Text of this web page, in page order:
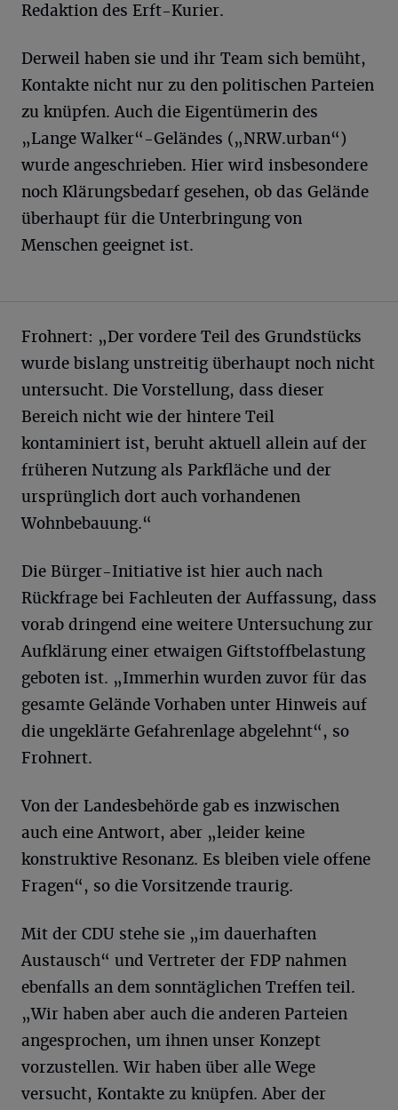
Redaktion des Erft-Kurier.
Derweil haben sie und ihr Team sich bemüht,
Kontakte nicht nur zu den politischen Parteien
zu knüpfen. Auch die Eigentümerin des
„Lange Walker“-Geländes („NRW.urban“)
wurde angeschrieben. Hier wird insbesondere
noch Klärungsbedarf gesehen, ob das Gelände
überhaupt für die Unterbringung von
Menschen geeignet ist.
Frohnert: „Der vordere Teil des Grundstücks
wurde bislang unstreitig überhaupt noch nicht
untersucht. Die Vorstellung, dass dieser
Bereich nicht wie der hintere Teil
kontaminiert ist, beruht aktuell allein auf der
früheren Nutzung als Parkfläche und der
ursprünglich dort auch vorhandenen
Wohnbebauung.“
Die Bürger-Initiative ist hier auch nach
Rückfrage bei Fachleuten der Auffassung, dass
vorab dringend eine weitere Untersuchung zur
Aufklärung einer etwaigen Giftstoffbelastung
geboten ist. „Immerhin wurden zuvor für das
gesamte Gelände Vorhaben unter Hinweis auf
die ungeklärte Gefahrenlage abgelehnt“, so
Frohnert.
Von der Landesbehörde gab es inzwischen
auch eine Antwort, aber „leider keine
konstruktive Resonanz. Es bleiben viele offene
Fragen“, so die Vorsitzende traurig.
Mit der CDU stehe sie „im dauerhaften
Austausch“ und Vertreter der FDP nahmen
ebenfalls an dem sonntäglichen Treffen teil.
„Wir haben aber auch die anderen Parteien
angesprochen, um ihnen unser Konzept
vorzustellen. Wir haben über alle Wege
versucht, Kontakte zu knüpfen. Aber der